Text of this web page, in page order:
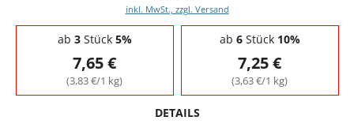
inkl. MwSt., zzgl. Versand
Staffelpreise - Mengenrabatt
ab 3Stück 5%
7,65 €
(3,83 €/1 kg)
ab 6Stück 10%
7,25 €
(3,63 €/1 kg)
DETAILS